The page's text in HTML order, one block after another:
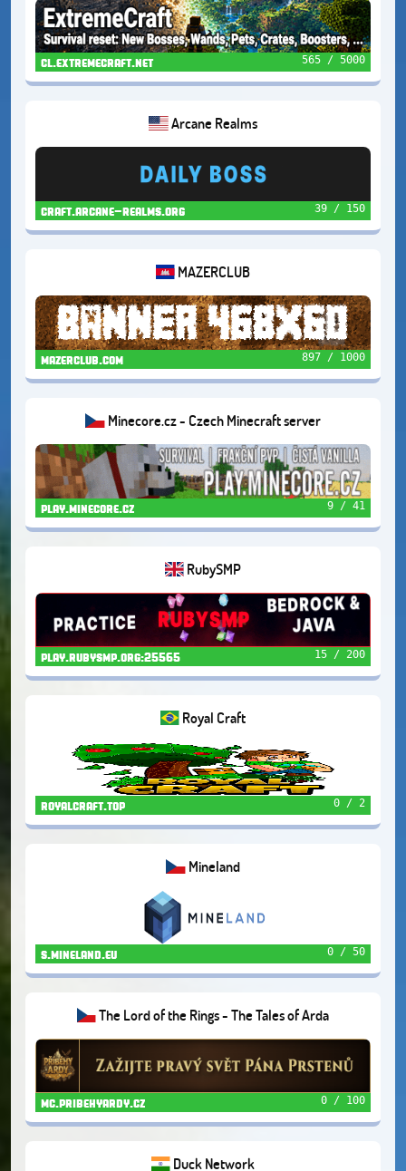
cl.extremecraft.net 565 / 5000
Arcane Realms
craft.arcane-realms.org 39 / 150
MAZERCLUB
mazerclub.com 897 / 1000
Minecore.cz - Czech Minecraft server
play.minecore.cz 9 / 41
RubySMP
play.rubysmp.org:25565 15 / 200
Royal Craft
royalcraft.top 0 / 2
Mineland
s.mineland.eu 0 / 50
The Lord of the Rings - The Tales of Arda
mc.pribehyardy.cz 0 / 100
Duck Network